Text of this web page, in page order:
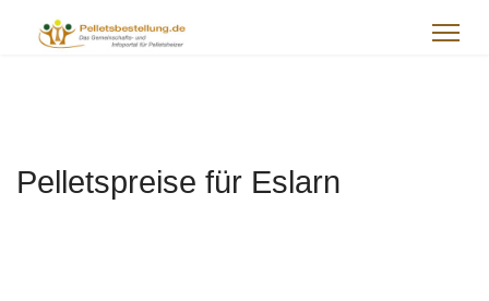
Pelletspreise für Eslarn